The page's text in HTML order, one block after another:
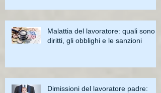
Malattia del lavoratore: quali sono i
diritti, gli obblighi e le sanzioni
Dimissioni del lavoratore padre: